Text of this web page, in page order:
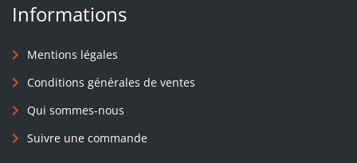
Informations
Mentions légales
Conditions générales de ventes
Qui sommes-nous
Suivre une commande